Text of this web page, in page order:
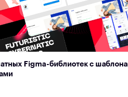
Figma-библиотек с